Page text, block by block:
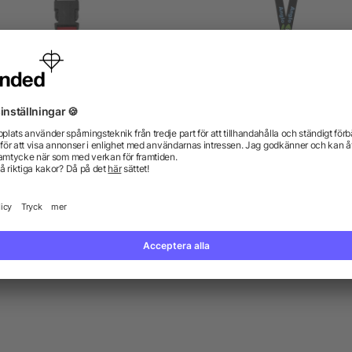
Nyckel-/Logoband och
nyckelhållare
Logoband med
spänne
5/5 (1)